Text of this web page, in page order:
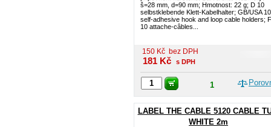
š=28 mm, d=90 mm; Hmotnost: 22 g; D 10
selbstklebende Klett-Kabelhalter; GB/USA 10
self-adhesive hook and loop cable holders; F
10 attache-câbles...
150 Kč bez DPH
181 Kč s DPH
1
LABEL THE CABLE 5120 CABLE
WHITE 2m